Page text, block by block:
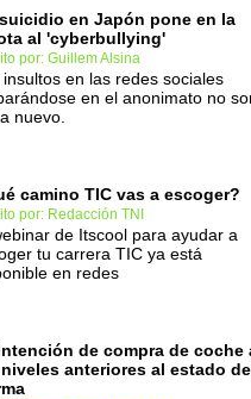
en Japón pone en la
al 'cyberbullying'
por: Guillem Alsina
insultos en las redes sociales
en el anonimato no
nuevo.
camino TIC vas a escoger?
por: Redacción TNI
de Itscool para ayudar a
tu carrera TIC ya está
en redes
de compra de coche
anteriores al estado de